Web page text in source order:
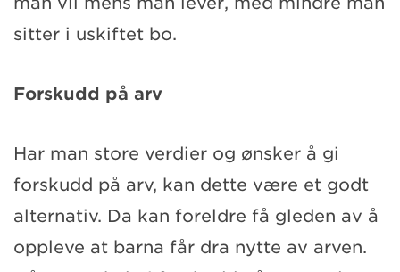
sitter i uskiftet bo.
Forskudd på arv
Har man store verdier og ønsker å gi
forskudd på arv, kan dette være et godt
alternativ. Da kan foreldre få gleden av å
oppleve at barna får dra nytte av arven.